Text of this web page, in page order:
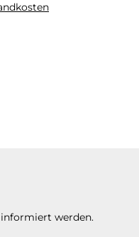
werden.